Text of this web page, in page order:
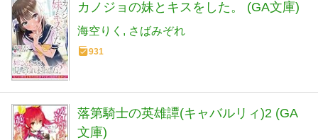
カノジョの妹とキスをした。 (GA文庫)
海空りく さばみぞれ
931
落第騎士の英雄譚(キャバルリィ)2 (GA
文庫)